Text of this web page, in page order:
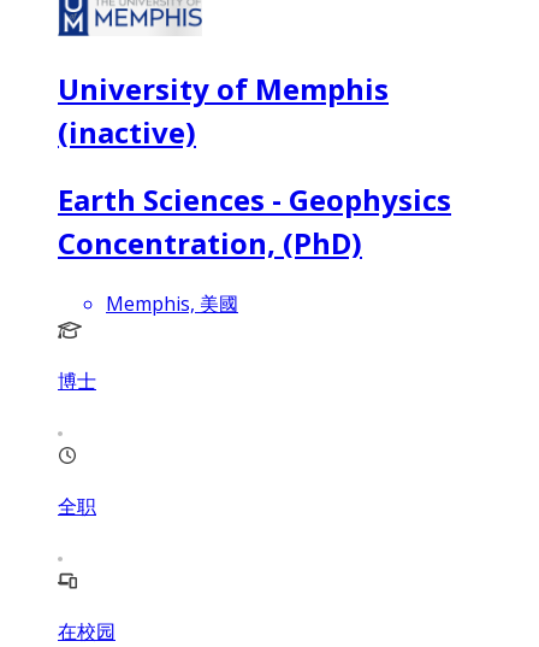
University of Memphis
(inactive)
Earth Sciences - Geophysics
Concentration, (PhD)
Memphis, 美國
博士
全职
在校园